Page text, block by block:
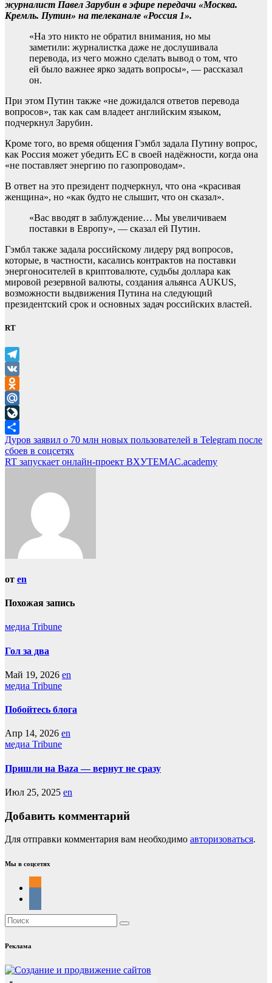
журналист Павел Зарубин в эфире передачи «Москва.
Кремль. Путин» на телеканале «Россия 1».
«На это никто не обратил внимания, но мы
заметили: журналистка даже не дослушивала
перевода, из чего можно сделать вывод о том, что
ей было важнее ярко задать вопросы», — рассказал
он.
При этом Путин также «не дожидался ответов перевода
вопросов», так как сам владеет английским языком,
подчеркнул Зарубин.
Кроме того, во время общения Гэмбл задала Путину вопрос,
как Россия может убедить ЕС в своей надёжности, когда она
«не поставляет энергию по газопроводам».
В ответ на это президент подчеркнул, что она «красивая
женщина», но «как будто не слышит, что он сказал».
«Вас вводят в заблуждение… Мы увеличиваем
поставки в Европу», — сказал ей Путин.
Гэмбл также задала российскому лидеру ряд вопросов,
которые, в частности, касались контрактов на поставки
энергоносителей в криптовалюте, судьбы доллара как
мировой резервной валюты, создания альянса AUKUS,
возможности выдвижения Путина на следующий
президентский срок и основных задач российских властей.
RT
Telegram
VK
Odnoklassniki
Mail.Ru
LiveJournal
Отправить
Навигация
по
Дуров заявил о 70 млн новых пользователей в Telegram после
сбоев в соцсетях
RT запускает онлайн-проект ВХУТЕМАС.academy
от en
Похожая запись
медиа Tribune
Гол за два
Май 19, 2026 en
медиа Tribune
Побойтесь блога
Апр 14, 2026 en
медиа Tribune
Пришли на Baza — вернут не сразу
Июл 25, 2025 en
Добавить комментарий
Для отправки комментария вам необходимо авторизоваться.
Мы в соцсетях
Реклама